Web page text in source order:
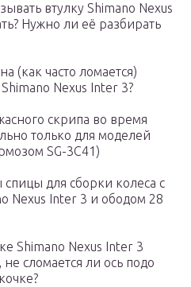
втулку Shimano Nexus
Нужно ли её разбирать
(как часто ломается)
Nexus Inter 3?
скрипа во время
только для моделей
SG-3C41)
для сборки колеса с
Nexus Inter 3 и ободом 28
Shimano Nexus Inter 3
сломается ли ось подо